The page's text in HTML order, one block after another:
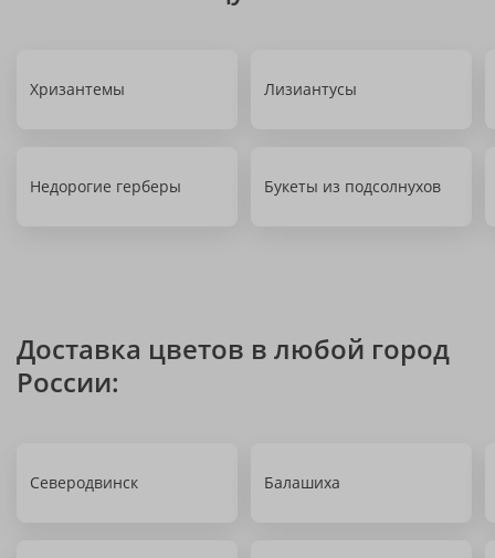
Хризантемы Лизиантусы
Недорогие герберы Букеты из подсолнухов
Доставка цветов в любой город
России:
Северодвинск Балашиха